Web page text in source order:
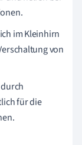
im Kleinhirn
von
für die